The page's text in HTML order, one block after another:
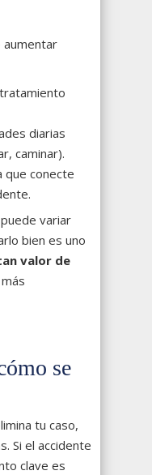
aumentar
diarias
caminar).
que conecte
variar
bien es uno
valor de
más
se
tu caso,
Si el accidente
clave es